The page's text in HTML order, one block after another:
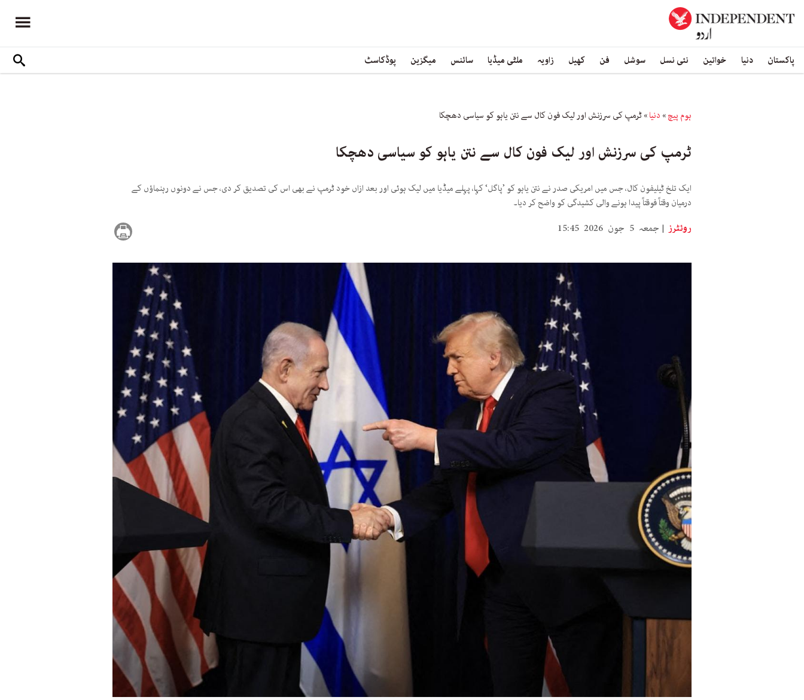
پاکستان دنیا خواتین نئی نسل سوشل فن کھیل زاویہ ملٹی میڈیا سائنس میگزین پوڈکاسٹ
ہوم پیچ» دنیا»ٹرمپ کی سرزنش اور لیک فون کال سے نتن یاہو کو سیاسی دھچکا
ٹرمپ کی سرزنش اور لیک فون کال سے نتن یاہو کو سیاسی دھچکا
ایک تلخ ٹیلیفون کال، جس میں امریکی صدر نے نتن یاہو کو ’پاگل‘ کہا، پہلے میڈیا میں لیک ہوئی اور بعد ازاں خود ٹرمپ نے بھی اس کی تصدیق کر دی، جس نے دونوں رہنماؤں کے
درمیان وقتاً فوقتاً پیدا ہونے والی کشیدگی کو واضح کر دیا۔
روئٹرز جمعہ 5 جون 2026 15:45